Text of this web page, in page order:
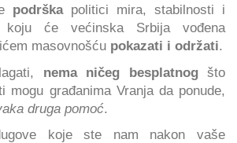
podrškapolitici mira, stabilnosti i
koju će većinska Srbija vođena
masovnošću pokazati i održati.
nema ničeg besplatnogšto
mogu građanima Vranja da ponude,
druga pomoć.
koje ste nam nakon vaše